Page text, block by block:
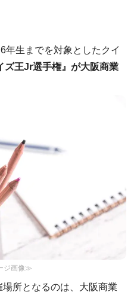
年生までを対象としたクイ
ズ王Jr選手権』が大阪商業
ジ画像≫
場所となるのは、大阪商業